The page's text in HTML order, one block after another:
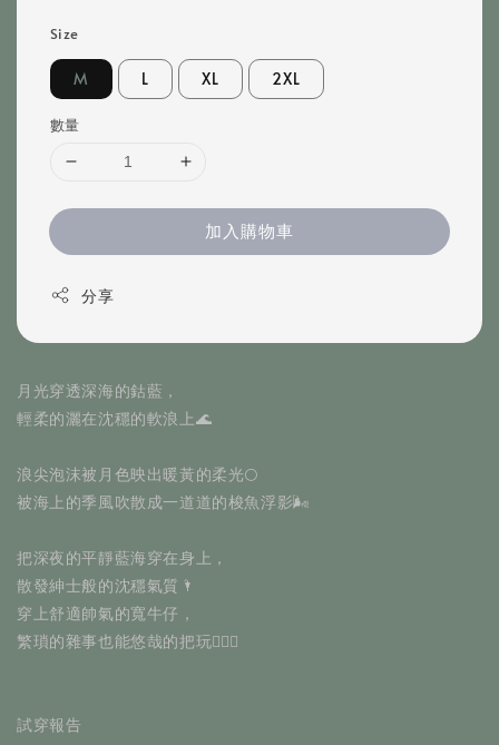
Size
M L XL 2XL
數量
加入購物車
分享
月光穿透深海的鈷藍，
輕柔的灑在沈穩的軟浪上🌊
浪尖泡沫被月色映出暖黃的柔光🌕
被海上的季風吹散成一道道的梭魚浮影🌬️
把深夜的平靜藍海穿在身上，
散發紳士般的沈穩氣質🌂
穿上舒適帥氣的寬牛仔，
繁瑣的雜事也能悠哉的把玩🧜🏻‍♂️
試穿報告